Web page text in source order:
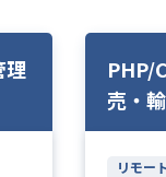
理
PHP/
売・
リモー